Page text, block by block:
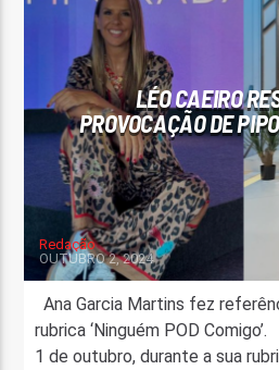
FAIXA ATUAL
TÍTULO
ARTISTA
ON FM
LÉO CAEIRO
PROVOCAÇÃO DE
Redação
OUTUBRO 2, 2024
Ana Garcia Martins fez
rubrica ‘Ninguém POD
1 de outubro, durante a sua